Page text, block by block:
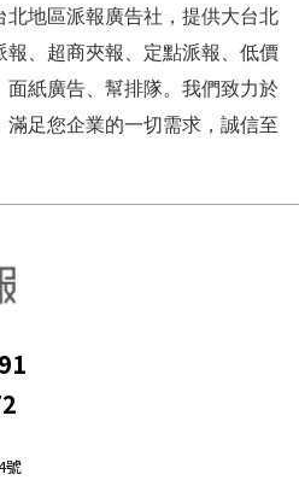
地區派報廣告社，提供大台北
、超商夾報、定點派報、低價
面紙廣告、幫排隊。我們致力於
足您企業的一切需求，誠信至
號